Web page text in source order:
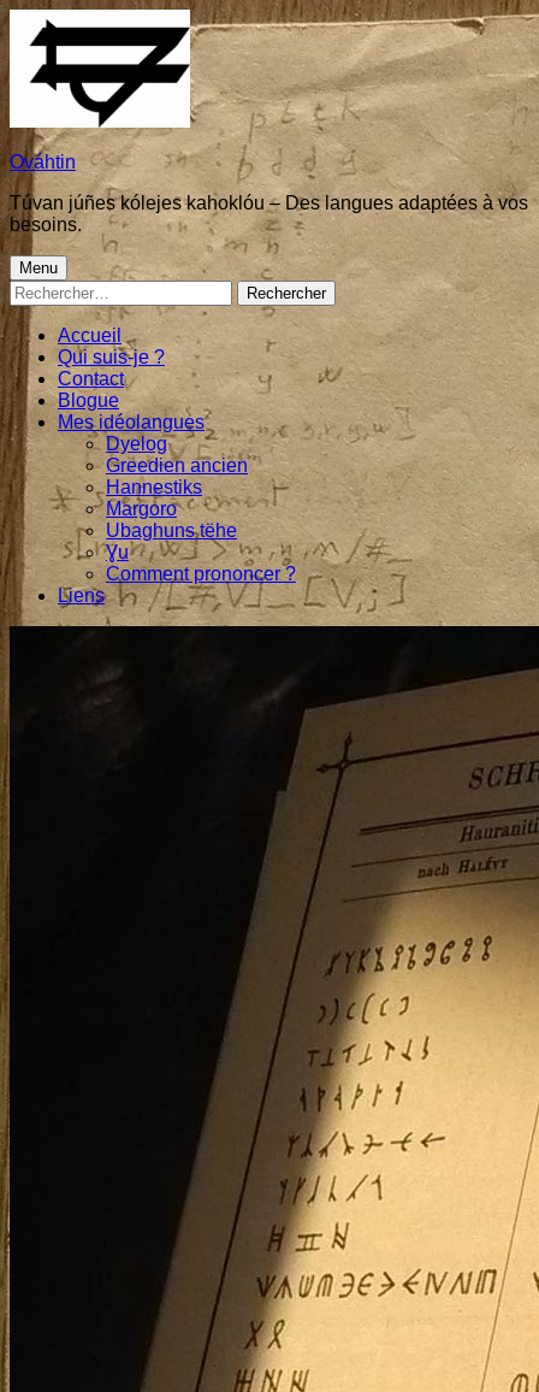
content
Ováhtin
Túvan júñes kólejes kahoklóu – Des langues adaptées à vos
besoins.
Primary
Menu
Menu
Rechercher :
Accueil
Qui suis-je ?
Contact
Blogue
Mes idéolangues
Dyelog
Greedien ancien
Hannestiks
Margoro
Ubaghuns tëhe
Ɣu
Comment prononcer ?
Liens